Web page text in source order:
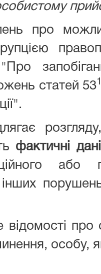
про
статей 53
фактичні
або
відомості